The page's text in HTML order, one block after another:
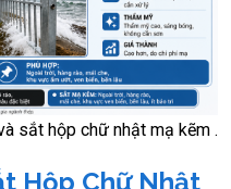
sắt hộp chữ nhật mạ kẽm .
Hộp Chữ Nhật